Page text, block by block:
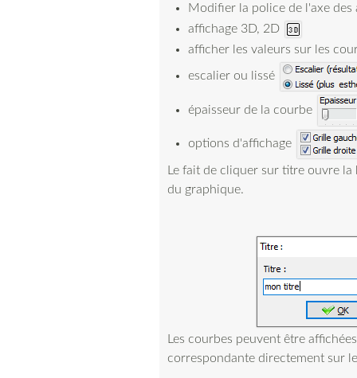
Modifier la police de l'axe des
affichage 3D, 2D
afficher les valeurs sur les
escalier ou lissé
épaisseur de la courbe
options d'affichage
Le fait de cliquer sur titre ouvre
du graphique.
Les courbes peuvent être
correspondante directement sur